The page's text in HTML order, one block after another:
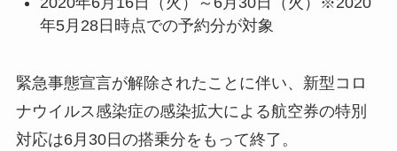
年5月28日時点での予約分が対象
緊急事態宣言が解除されたことに伴い、新型コロ
ナウイルス感染症の感染拡大による航空券の特別
対応は6月30日の搭乗分をもって終了。